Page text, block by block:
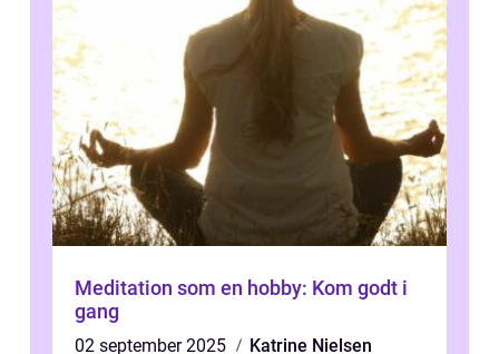
Meditation som en hobby: Kom godt i
gang
02 september 2025
Katrine Nielsen